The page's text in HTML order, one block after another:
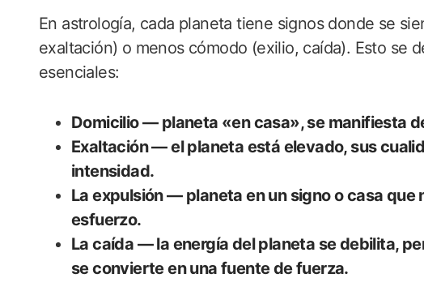
En astrología, cada planeta tiene signos donde se
exaltación) o menos cómodo (exilio, caída). Esto se
esenciales:
Domicilio — planeta «en casa», se manifiesta
Exaltación — el planeta está elevado, sus
intensidad.
La expulsión — planeta en un signo o casa que
esfuerzo.
La caída — la energía del planeta se debilita,
se convierte en una fuente de fuerza.